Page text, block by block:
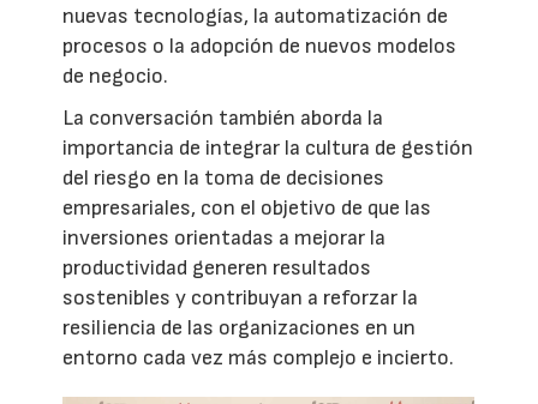
nuevas tecnologías, la automatización de
procesos o la adopción de nuevos modelos
de negocio.
La conversación también aborda la
importancia de integrar la cultura de gestión
del riesgo en la toma de decisiones
empresariales, con el objetivo de que las
inversiones orientadas a mejorar la
productividad generen resultados
sostenibles y contribuyan a reforzar la
resiliencia de las organizaciones en un
entorno cada vez más complejo e incierto.